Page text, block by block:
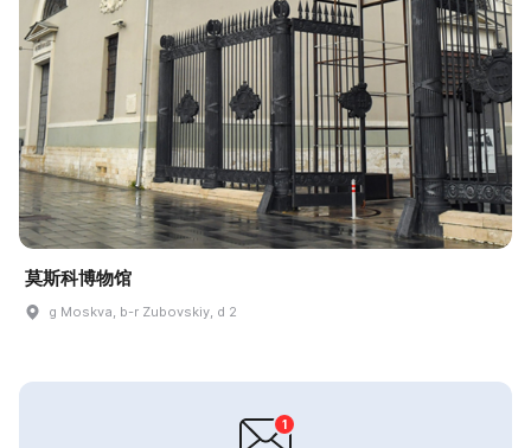
莫斯科博物馆
g Moskva, b-r Zubovskiy, d 2